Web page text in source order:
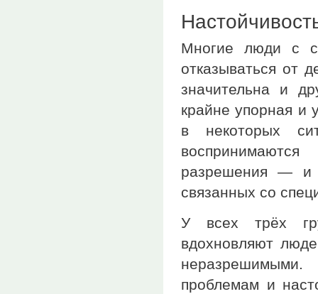
Многие люди с
отказываться от
значительна и
крайне упорная и
в некоторых
разрешения — и
связанных со
У всех трёх
вдохновляют
проблемам и